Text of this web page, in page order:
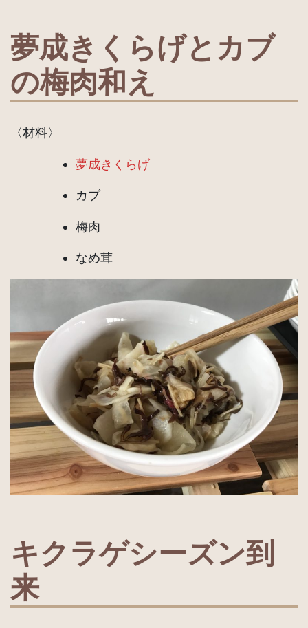
夢成きくらげとカブ
の梅肉和え
〈材料〉
夢成きくらげ
カブ
梅肉
なめ茸
キクラゲシーズン到
来